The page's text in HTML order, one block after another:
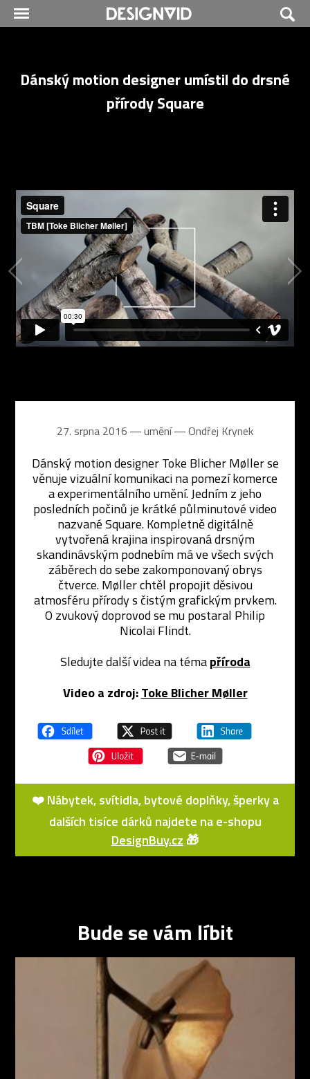
Dánský motion designer umístil do drsné
přírody Square
27. srpna 2016 ― umění ―Ondřej Krynek
Dánský motion designer Toke Blicher Møller se
věnuje vizuální komunikaci na pomezí komerce
a experimentálního umění. Jedním z jeho
posledních počinů je krátké půlminutové video
nazvané Square. Kompletně digitálně
vytvořená krajina inspirovaná drsným
skandinávským podnebím má ve všech svých
záběrech do sebe zakomponovaný obrys
čtverce. Møller chtěl propojit děsivou
atmosféru přírody s čistým grafickým prvkem.
O zvukový doprovod se mu postaral Philip
Nicolai Flindt.
Sledujte další videa na témapříroda
Video a zdroj: Toke Blicher Møller
❤️ Nábytek, svítidla, bytové doplňky, šperky a
dalších tisíce dárků najdete na e-shopu
DesignBuy.cz 🎁
Bude se vám líbit